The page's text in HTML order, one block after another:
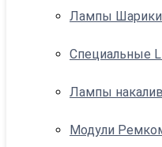
Лампы Шарики
Специальные
Лампы
Модули